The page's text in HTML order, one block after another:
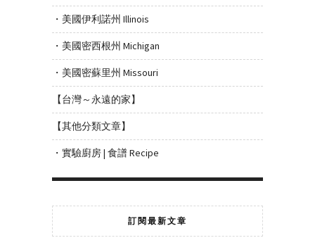
・美國伊利諾州 Illinois
・美國密西根州 Michigan
・美國密蘇里州 Missouri
【台灣～永遠的家】
【其他分類文章】
・實驗廚房 | 食譜 Recipe
訂閱最新文章